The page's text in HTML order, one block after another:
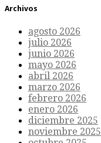
Archivos
agosto 2026
julio 2026
junio 2026
mayo 2026
abril 2026
marzo 2026
febrero 2026
enero 2026
diciembre 2025
noviembre 2025